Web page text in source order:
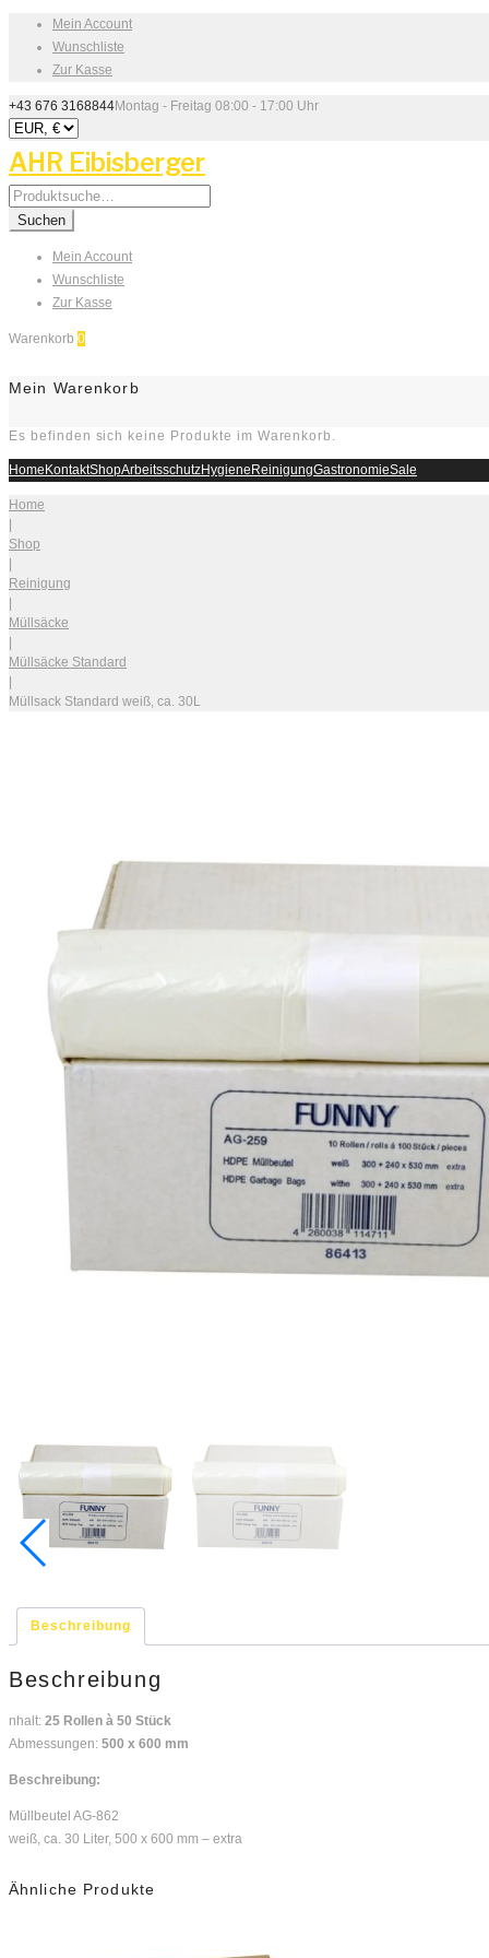
Mein Account
Wunschliste
Zur Kasse
+43 676 3168844Montag - Freitag 08:00 - 17:00 Uhr
AHR Eibisberger
Search
for:
Suchen
Mein Account
Wunschliste
Zur Kasse
Warenkorb 0
Mein Warenkorb
Es befinden sich keine Produkte im Warenkorb.
HomeKontaktShopArbeitsschutzHygieneReinigungGastronomieSale
Home
|
Shop
|
Reinigung
|
Müllsäcke
|
Müllsäcke Standard
|
Müllsack Standard weiß, ca. 30L
Beschreibung
Beschreibung
nhalt: 25 Rollen à 50 Stück
Abmessungen: 500 x 600 mm
Beschreibung:
Müllbeutel AG-862
weiß, ca. 30 Liter, 500 x 600 mm – extra
Ähnliche Produkte